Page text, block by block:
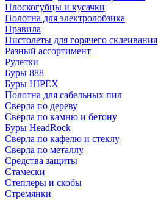
Плоскогубцы и кусачки
Полотна для электролобзика
Правила
Пистолеты для горячего склеивания
Разный ассортимент
Рулетки
Буры 888
Буры HIPEX
Полотна для сабельных пил
Сверла по дереву
Сверла по камню и бетону
Буры HeadRock
Сверла по кафелю и стеклу
Сверла по металлу
Средства защиты
Стамески
Степлеры и скобы
Стремянки